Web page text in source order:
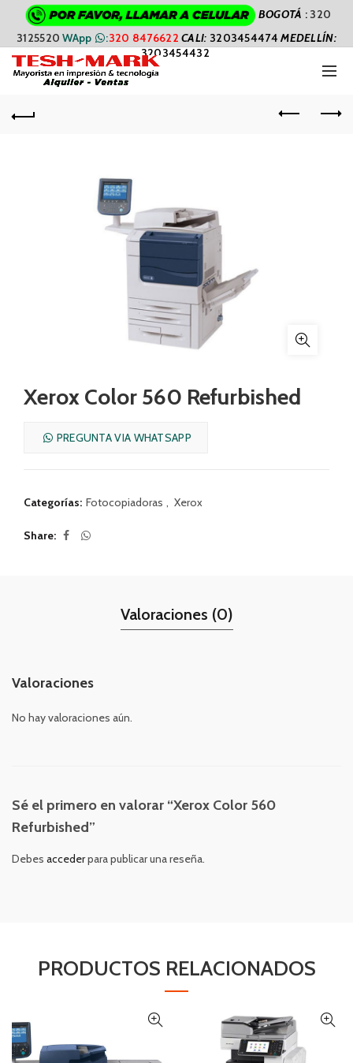
BOGOTÁ : 320
3125520WApp :320 8476622 CALI: 3203454474MEDELLÍN:
3203454432
Xerox Color 560 Refurbished
PREGUNTA VIA WHATSAPP
Categorías: Fotocopiadoras Xerox
Share
Valoraciones (0)
Valoraciones
No hay valoraciones aún.
Sé el primero en valorar “Xerox Color 560
Refurbished”
Debes accederpara publicar una reseña.
PRODUCTOS RELACIONADOS